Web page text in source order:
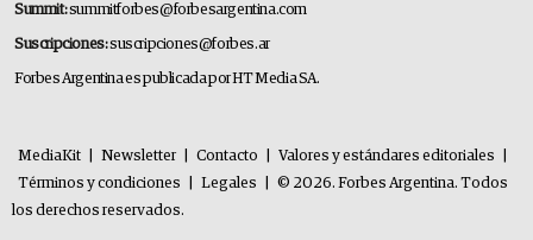
Summit:summitforbes@forbesargentina.com
Suscripciones:suscripciones@forbes.ar
Forbes Argentina es publicada por HT Media SA.
MediaKit Newsletter Contacto Valores y estándares editoriales
Términos y condiciones
Legales
© 2026. Forbes Argentina. Todos
los derechos reservados.